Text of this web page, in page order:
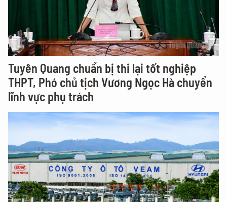
Tuyên Quang chuẩn bị thi lại tốt nghiệp
THPT, Phó chủ tịch Vương Ngọc Hà chuyển
lĩnh vực phụ trách